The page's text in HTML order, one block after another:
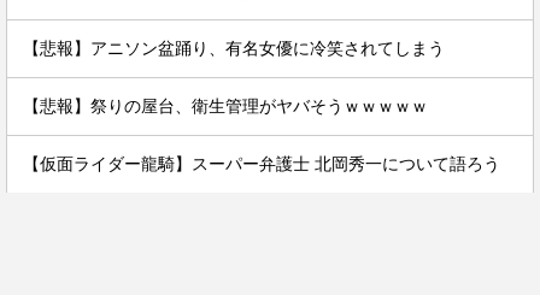
【悲報】アニソン盆踊り、有名女優に冷笑されてしまう
【悲報】祭りの屋台、衛生管理がヤバそうｗｗｗｗｗ
【仮面ライダー龍騎】スーパー弁護士 北岡秀一について語ろう